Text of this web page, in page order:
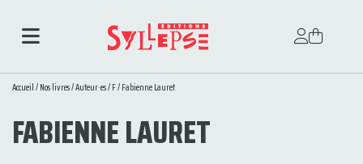
Accueil/Nos livres/Auteur·es/F/ Fabienne Lauret
FABIENNE LAURET